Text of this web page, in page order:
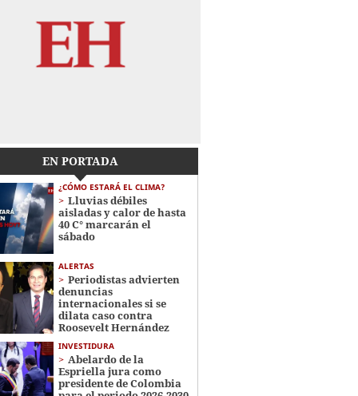
EN PORTADA
¿CÓMO ESTARÁ EL CLIMA?
Lluvias débiles
aisladas y calor de hasta
40 C° marcarán el
sábado
ALERTAS
Periodistas advierten
denuncias
internacionales si se
dilata caso contra
Roosevelt Hernández
INVESTIDURA
Abelardo de la
Espriella jura como
presidente de Colombia